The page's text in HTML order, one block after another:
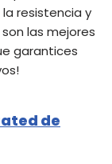
resistencia y
las mejores
garantices
de